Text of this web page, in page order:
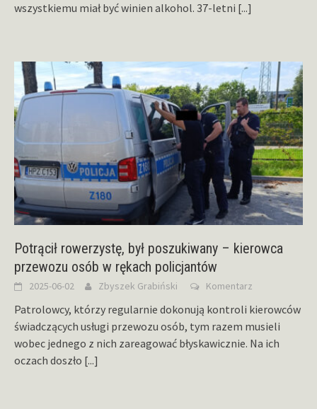
wszystkiemu miał być winien alkohol. 37-letni [...]
Potrącił rowerzystę, był poszukiwany – kierowca
przewozu osób w rękach policjantów
2025-06-02 Zbyszek Grabiński Komentarz
Patrolowcy, którzy regularnie dokonują kontroli kierowców
świadczących usługi przewozu osób, tym razem musieli
wobec jednego z nich zareagować błyskawicznie. Na ich
oczach doszło [...]